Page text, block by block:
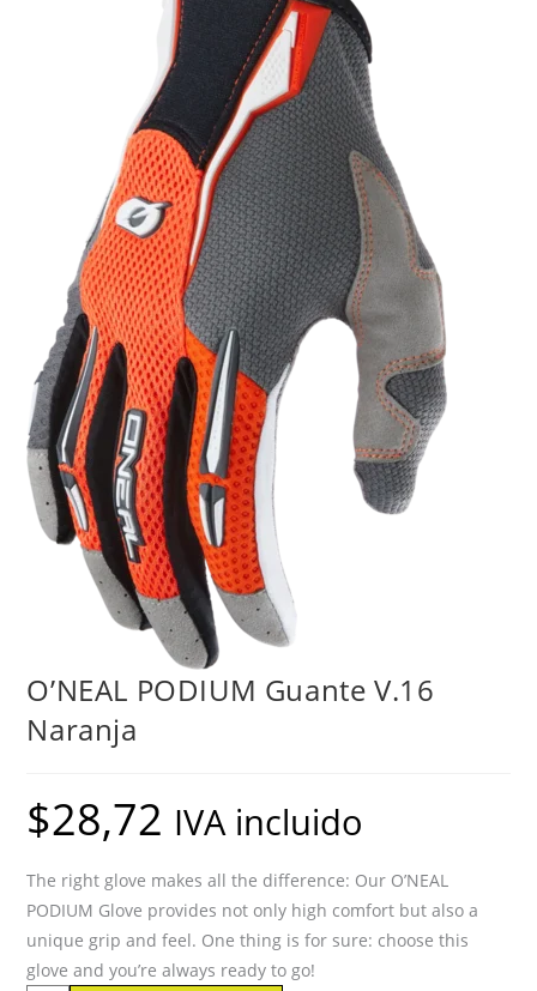
O’NEAL PODIUM Guante V.16
Naranja
$28,72 IVA incluido
The right glove makes all the difference: Our O’NEAL
PODIUM Glove provides not only high comfort but also a
unique grip and feel. One thing is for sure: choose this
glove and you’re always ready to go!